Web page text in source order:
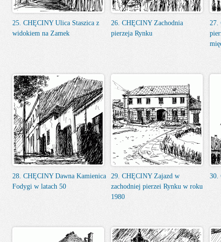
25. CHĘCINY Ulica Staszica z
widokiem na Zamek
26. CHĘCINY Zachodnia
pierzeja Rynku
27.
28. CHĘCINY Dawna Kamienica
Fodygi w latach 50
29. CHĘCINY Zajazd w
zachodniej pierzei Rynku w roku
1980
30.